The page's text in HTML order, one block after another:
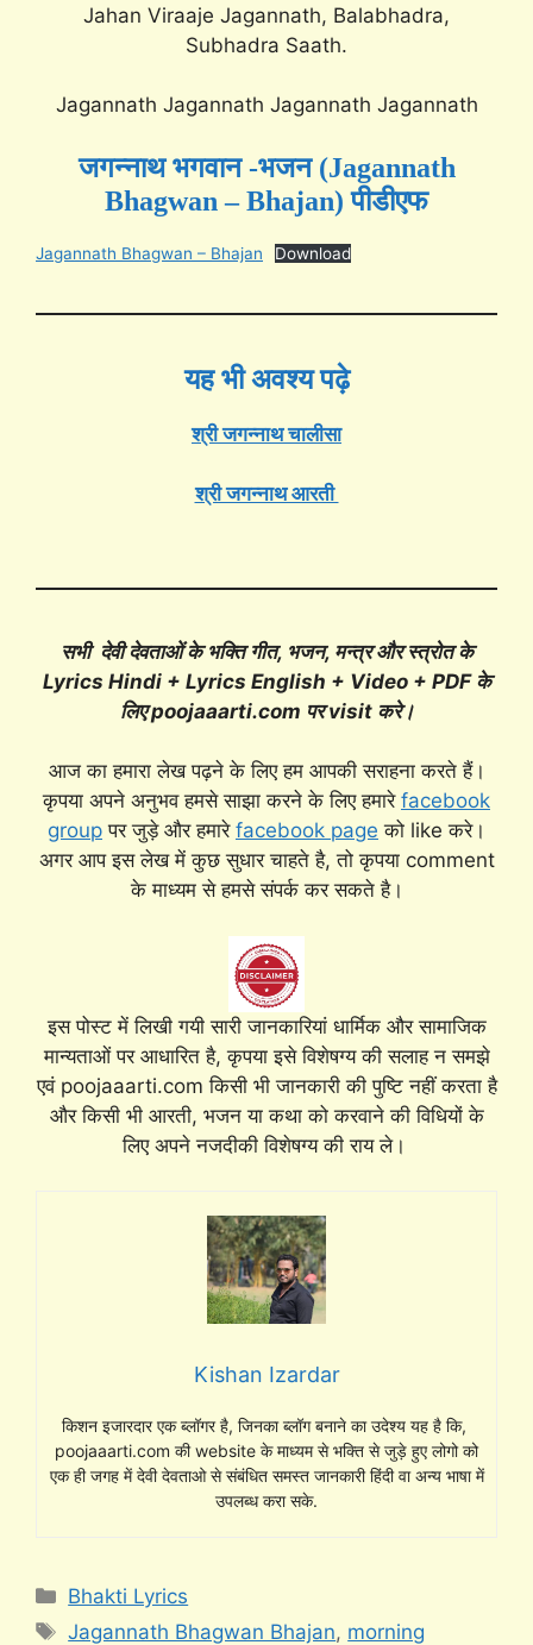
Jahan Viraaje Jagannath, Balabhadra,
Subhadra Saath.
Jagannath Jagannath Jagannath Jagannath
जगन्नाथ भगवान -भजन (Jagannath
Bhagwan – Bhajan) पीडीएफ
Jagannath Bhagwan – Bhajan Download
यह भी अवश्य पढ़े
श्री जगन्नाथ चालीसा
श्री जगन्नाथ आरती
सभी देवी देवताओं के भक्ति गीत, भजन, मन्त्र और स्त्रोत के
Lyrics Hindi + Lyrics English + Video + PDF के
लिए poojaaarti.com पर visit करे।
आज का हमारा लेख पढ़ने के लिए हम आपकी सराहना करते हैं।
कृपया अपने अनुभव हमसे साझा करने के लिए हमारे facebook
group पर जुड़े और हमारे facebook page को like करे।
अगर आप इस लेख में कुछ सुधार चाहते है, तो कृपया comment
के माध्यम से हमसे संपर्क कर सकते है।
इस पोस्ट में लिखी गयी सारी जानकारियां धार्मिक और सामाजिक
मान्यताओं पर आधारित है, कृपया इसे विशेषग्य की सलाह न समझे
एवं poojaaarti.com किसी भी जानकारी की पुष्टि नहीं करता है
और किसी भी आरती, भजन या कथा को करवाने की विधियों के
लिए अपने नजदीकी विशेषग्य की राय ले।
Kishan Izardar
किशन इजारदार एक ब्लॉगर है, जिनका ब्लॉग बनाने का उदेश्य यह है कि,
poojaaarti.com की website के माध्यम से भक्ति से जुड़े हुए लोगो को
एक ही जगह में देवी देवताओ से संबंधित समस्त जानकारी हिंदी वा अन्य भाषा में
उपलब्ध करा सके.
Categories
Bhakti Lyrics
Tags
Jagannath Bhagwan Bhajan, morning